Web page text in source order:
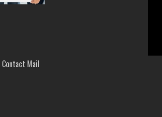
Contact Mail